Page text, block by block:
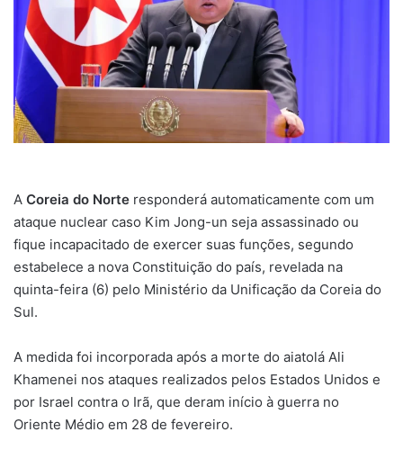
A Coreia do Norte responderá automaticamente com um
ataque nuclear caso Kim Jong-un seja assassinado ou
fique incapacitado de exercer suas funções, segundo
estabelece a nova Constituição do país, revelada na
quinta-feira (6) pelo Ministério da Unificação da Coreia do
Sul.
A medida foi incorporada após a morte do aiatolá Ali
Khamenei nos ataques realizados pelos Estados Unidos e
por Israel contra o Irã, que deram início à guerra no
Oriente Médio em 28 de fevereiro.